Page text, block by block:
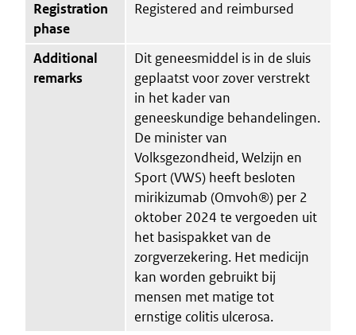
Registration
phase
Registered and reimbursed
Additional
remarks
Dit geneesmiddel is in de sluis
geplaatst voor zover verstrekt
in het kader van
geneeskundige behandelingen.
De minister van
Volksgezondheid, Welzijn en
Sport (VWS) heeft besloten
mirikizumab (Omvoh®) per 2
oktober 2024 te vergoeden uit
het basispakket van de
zorgverzekering. Het medicijn
kan worden gebruikt bij
mensen met matige tot
ernstige colitis ulcerosa.